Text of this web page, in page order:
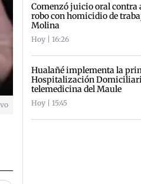
Comenzó juicio oral contra
robo con homicidio de
Molina
Hoy | 16:26
Hualañé implementa la
Hospitalización
telemedicina del Maule
Hoy | 15:45